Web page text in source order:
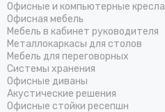
Офисные и компьютерные кресла
Офисная мебель
Мебель в кабинет руководителя
Металлокаркасы для столов
Мебель для переговорных
Системы хранения
Офисные диваны
Акустические решения
Офисные стойки ресепшн